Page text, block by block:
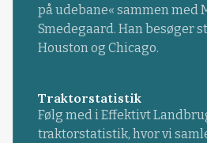
på udebane« sammen med
Smedegaard. Han besøger
Houston og Chicago.
Traktorstatistik
Følg med i Effektivt
traktorstatistik, hvor vi